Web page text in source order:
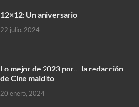
12×12: Un aniversario
22 julio, 2024
Lo mejor de 2023 por… la redacción
de Cine maldito
20 enero, 2024